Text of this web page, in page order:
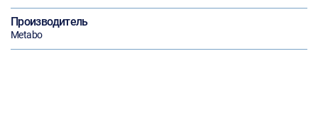
Производитель
Metabo